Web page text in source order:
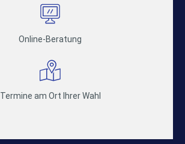
Online-Beratung
Termine am Ort Ihrer Wahl